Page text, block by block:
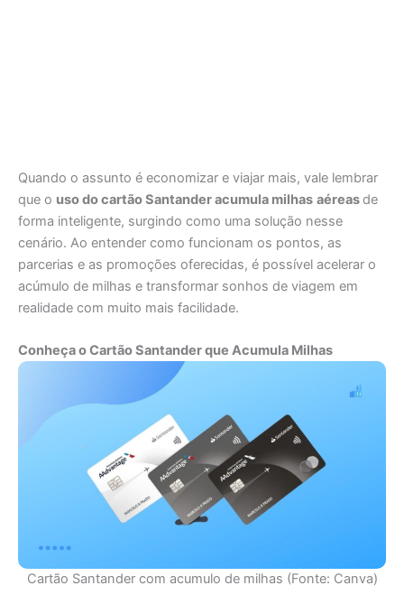
Quando o assunto é economizar e viajar mais, vale lembrar
que o uso do cartão Santander acumula milhas aéreasde
forma inteligente, surgindo como uma solução nesse
cenário. Ao entender como funcionam os pontos, as
parcerias e as promoções oferecidas, é possível acelerar o
acúmulo de milhas e transformar sonhos de viagem em
realidade com muito mais facilidade.
Conheça o Cartão Santander que Acumula Milhas
Cartão Santander com acumulo de milhas (Fonte: Canva)